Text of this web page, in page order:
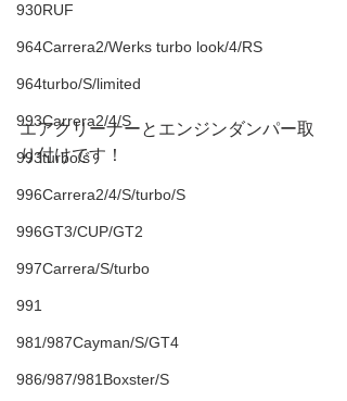
930RUF
964Carrera2/Werks turbo look/4/RS
964turbo/S/limited
993Carrera2/4/S
993turbo/s
996Carrera2/4/S/turbo/S
996GT3/CUP/GT2
997Carrera/S/turbo
991
981/987Cayman/S/GT4
986/987/981Boxster/S
エアクリーナーとエンジンダンパー取
り付けです！